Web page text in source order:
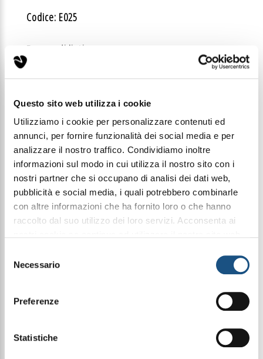
Questo sito web utilizza i cookie
Utilizziamo i cookie per personalizzare contenuti ed
annunci, per fornire funzionalità dei social media e per
analizzare il nostro traffico. Condividiamo inoltre
informazioni sul modo in cui utilizza il nostro sito con i
nostri partner che si occupano di analisi dei dati web,
pubblicità e social media, i quali potrebbero combinarle
con altre informazioni che ha fornito loro o che hanno
raccolto dal suo utilizzo dei loro servizi. Acconsenta ai
delNecessario
Preferenze
Statistiche
Codice: E025
Prezzo di listino:
€ 26,00
Condividi questo articolo sui social
FacebookWhatsApp
35Ml Elixir
Halbea Green Treat 25 è una fragranza gourmand e
irresistibile, un viaggio sensoriale tra dolcezza e
gelato, ravvivate da un tocco di bergamotto, rum e
cardamomo.
bianca e lampone.
Il fondo, vellutato e avvolgente, unisce panna
lasciando sulla pelle una scia dolce e sensuale,